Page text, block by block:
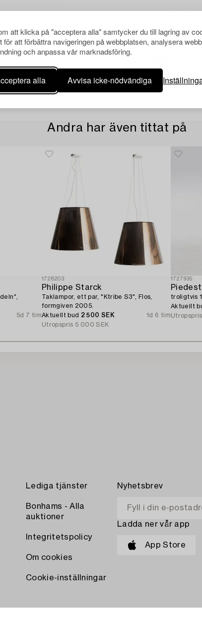
att klicka på "acceptera alla" samtycker du till lagring av
för att förbättra navigeringen på webbplatsen, analysera
och anpassa vår marknadsföring.
alla Avvisa icke-nödvändiga
Bilder märkta 'AI' är
Andra har även tittat på
5d 7 tim
1728203
Philippe Starck
Taklampor, ett par, "Ktribe S3", Flos,
formgiven 2005.
Aktuellt bud 2 500 SEK
1d 6 tim
Utropspris 5 000 SEK
1727935
troligtvis
Aktuellt
Utropspris
Lediga tjänster
Bonhams - Alla
auktioner
Integritetspolicy
Om cookies
Cookie-inställningar
Nyhetsbrev
Ladda ner vår app
App Store